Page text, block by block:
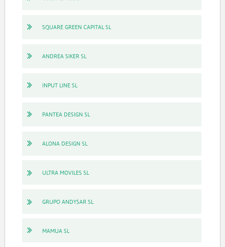
SQUARE GREEN CAPITAL SL
ANDREA SIKER SL
INPUT LINE SL
PANTEA DESIGN SL
ALONA DESIGN SL
ULTRA MOVILES SL
GRUPO ANDYSAR SL
MAMUA SL